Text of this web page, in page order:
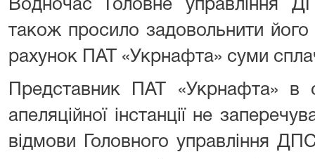
Водночас Головне управління
також просило задовольнити
рахунок ПАТ «Укрнафта» суми
Представник ПАТ «Укрнафта» в
апеляційної інстанції не
відмови Головного управління